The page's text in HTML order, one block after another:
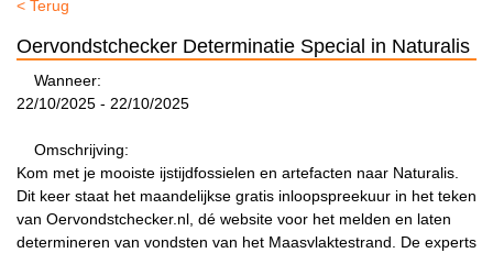
< Terug
Oervondstchecker Determinatie Special in Naturalis
Wanneer:
22/10/2025 - 22/10/2025
Omschrijving:
Kom met je mooiste ijstijdfossielen en artefacten naar Naturalis.
Dit keer staat het maandelijkse gratis inloopspreekuur in het teken
van Oervondstchecker.nl, dé website voor het melden en laten
determineren van vondsten van het Maasvlaktestrand. De experts